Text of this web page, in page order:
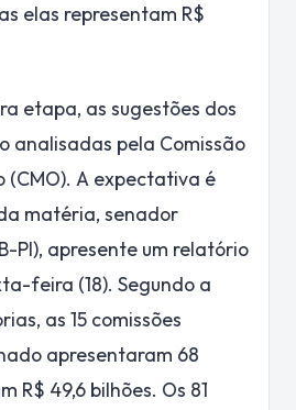
elas representam R$
etapa, as sugestões dos
analisadas pela Comissão
(CMO). A expectativa é
matéria, senador
PI), apresente um relatório
feira (18). Segundo a
as 15 comissões
apresentaram 68
R$ 49,6 bilhões. Os 81